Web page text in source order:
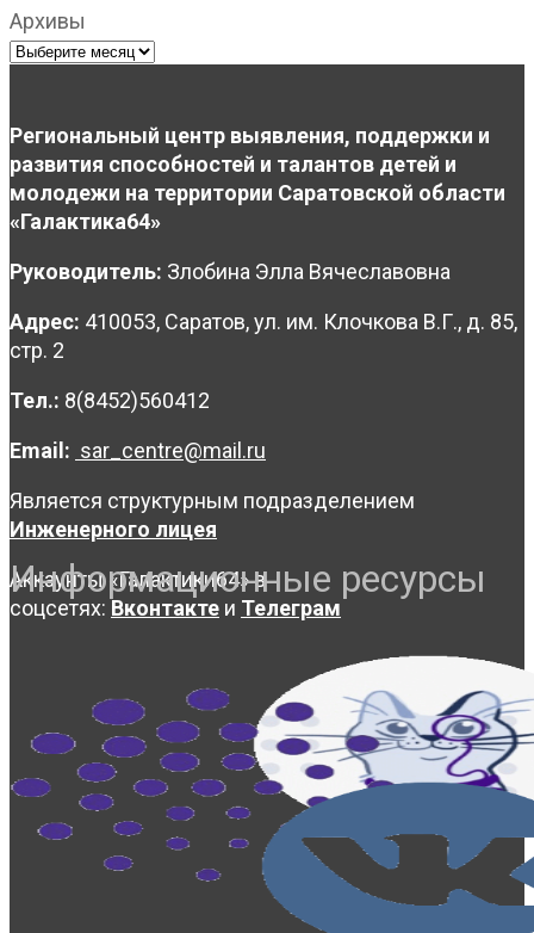
Архивы
Региональный центр выявления, поддержки и
развития способностей и талантов детей и
молодежи на территории Саратовской области
«Галактика64»
Руководитель: Злобина Элла Вячеславовна
Адрес: 410053, Саратов, ул. им. Клочкова В.Г., д. 85,
стр. 2
Тел.: 8(8452)560412
Email: sar_centre@mail.ru
Является структурным подразделением
Инженерного лицея
Аккаунты «Галактики64» в
соцсетях: Вконтакте и Телеграм
Информационные ресурсы